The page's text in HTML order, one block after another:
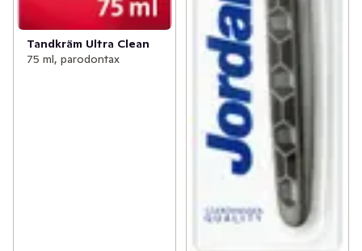
Tandkräm Ultra Clean
75 ml, parodontax